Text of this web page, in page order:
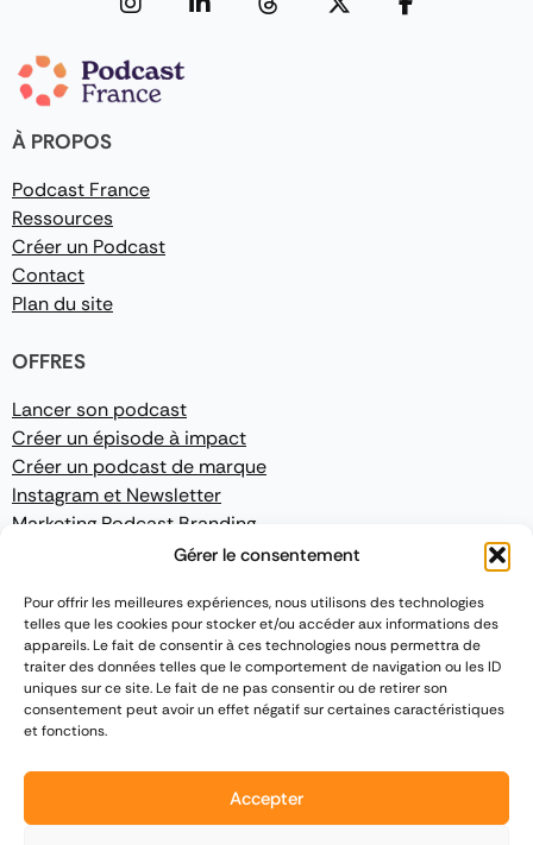
Gérer le consentement
Pour offrir les meilleures expériences, nous utilisons des technologies
telles que les cookies pour stocker et/ou accéder aux informations des
appareils. Le fait de consentir à ces technologies nous permettra de
traiter des données telles que le comportement de navigation ou les ID
uniques sur ce site. Le fait de ne pas consentir ou de retirer son
consentement peut avoir un effet négatif sur certaines caractéristiques
et fonctions.
Accepter
À PROPOS
Podcast France
Ressources
Créer un Podcast
Contact
Plan du site
OFFRES
Lancer son podcast
Créer un épisode à impact
Créer un podcast de marque
Instagram et Newsletter
Marketing Podcast Branding
Mentions légales
Politique de confidentialité
Conditions Générales de Vente